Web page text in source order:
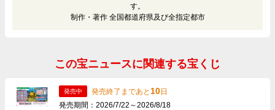
す。
制作・著作 全国都道府県及び全指定都市
この宝ニュースに関連する宝くじ
発売中 発売終了まであと10日
発売期間：2026/7/22～2026/8/18